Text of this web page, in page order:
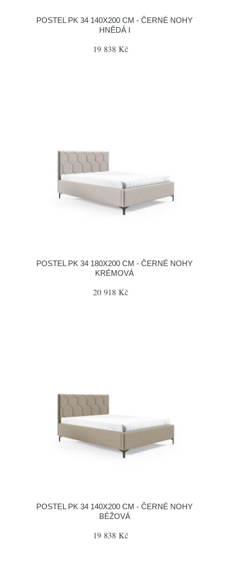
POSTEL PK 34 140X200 CM - ČERNÉ NOHY
HNĚDÁ I
19 838 Kč
POSTEL PK 34 180X200 CM - ČERNÉ NOHY
KRÉMOVÁ
20 918 Kč
POSTEL PK 34 140X200 CM - ČERNÉ NOHY
BÉŽOVÁ
19 838 Kč